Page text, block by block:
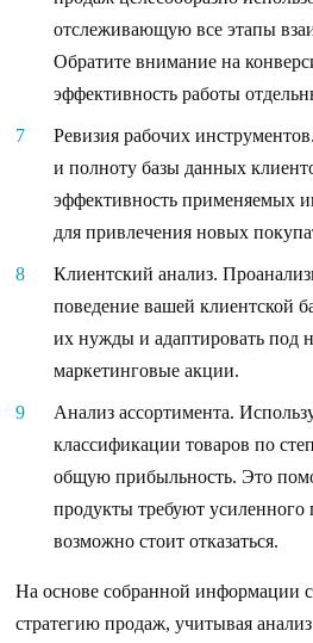
отслеживающую все этапы
Обратите внимание на
эффективность работы
Ревизия рабочих
и полноту базы данных
эффективность применяемых
для привлечения новых
Клиентский анализ.
поведение вашей клиентской
их нужды и адаптировать под
маркетинговые акции.
Анализ ассортимента.
классификации товаров по
общую прибыльность. Это
продукты требуют
возможно стоит отказаться.
На основе собранной информации
стратегию продаж, учитывая